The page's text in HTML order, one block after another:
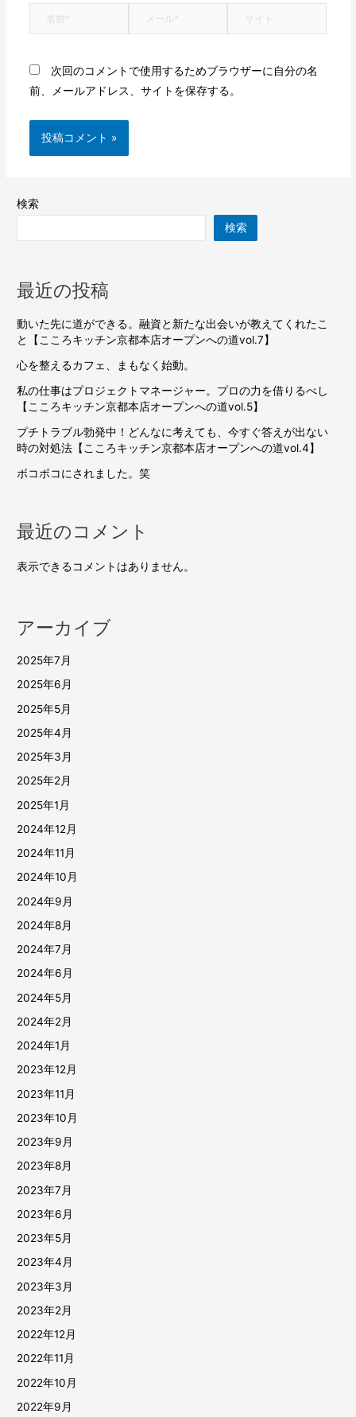
次回のコメントで使用するためブラウザーに自分の名
前、メールアドレス、サイトを保存する。
検索
検索
最近の投稿
動いた先に道ができる。融資と新たな出会いが教えてくれたこ
と【こころキッチン京都本店オープンへの道vol.7】
心を整えるカフェ、まもなく始動。
私の仕事はプロジェクトマネージャー。プロの力を借りるべし
【こころキッチン京都本店オープンへの道vol.5】
プチトラブル勃発中！どんなに考えても、今すぐ答えが出ない
時の対処法【こころキッチン京都本店オープンへの道vol.4】
ボコボコにされました。笑
最近のコメント
表示できるコメントはありません。
アーカイブ
2025年7月
2025年6月
2025年5月
2025年4月
2025年3月
2025年2月
2025年1月
2024年12月
2024年11月
2024年10月
2024年9月
2024年8月
2024年7月
2024年6月
2024年5月
2024年2月
2024年1月
2023年12月
2023年11月
2023年10月
2023年9月
2023年8月
2023年7月
2023年6月
2023年5月
2023年4月
2023年3月
2023年2月
2022年12月
2022年11月
2022年10月
2022年9月